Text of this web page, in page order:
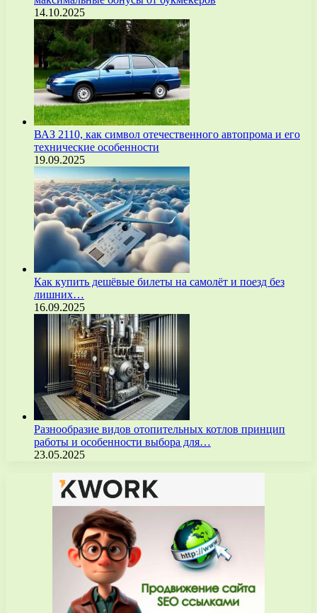
14.10.2025
ВАЗ 2110, как символ отечественного автопрома и его
технические особенности
19.09.2025
Как купить дешёвые билеты на самолёт и поезд без
лишних…
16.09.2025
Разнообразие видов отопительных котлов принцип
работы и особенности выбора для…
23.05.2025